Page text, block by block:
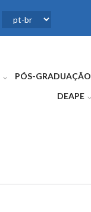
PÓS-GRADUAÇÃO
DEAPE